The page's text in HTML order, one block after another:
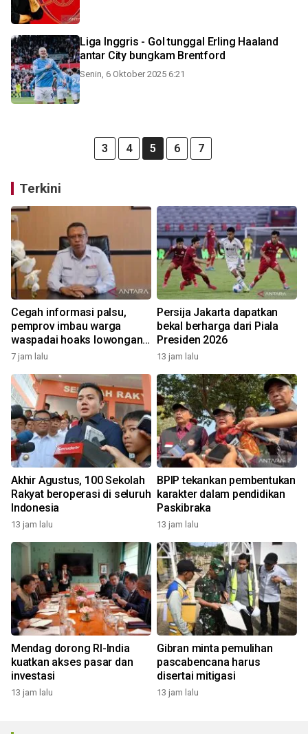
Liga Inggris - Gol tunggal Erling Haaland
antar City bungkam Brentford
Senin, 6 Oktober 2025 6:21
3 4 5 6 7
Terkini
Cegah informasi palsu,
pemprov imbau warga
waspadai hoaks lowongan
kerja Blok Masela
7 jam lalu
Persija Jakarta dapatkan
bekal berharga dari Piala
Presiden 2026
13 jam lalu
Akhir Agustus, 100 Sekolah
Rakyat beroperasi di seluruh
Indonesia
13 jam lalu
BPIP tekankan pembentukan
karakter dalam pendidikan
Paskibraka
13 jam lalu
Mendag dorong RI-India
kuatkan akses pasar dan
investasi
13 jam lalu
Gibran minta pemulihan
pascabencana harus
disertai mitigasi
13 jam lalu